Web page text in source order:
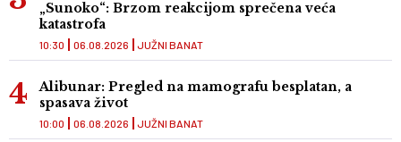
„Sunoko“: Brzom reakcijom sprečena veća
katastrofa
JUŽNI BANAT
10:30 06.08.2026
Alibunar: Pregled na mamografu besplatan, a
spasava život
JUŽNI BANAT
10:00 06.08.2026